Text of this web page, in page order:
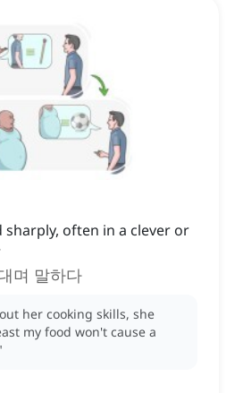
often in a clever or
며 말하다
her cooking skills, she
my food won't cause a